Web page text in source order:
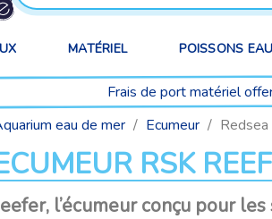
MATÉRIEL POISSONS
Frais de port matériel
eau de mer Ecumeur
RSK
l’écumeur conçu pour